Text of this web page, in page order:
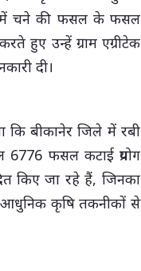
में चने की फसल के फसल
हुए उन्हें ग्राम एग्रीटेक
दी।
कि बीकानेर जिले में रबी
फसल कटाई प्रयोग
किए जा रहे हैं, जिनका
आधुनिक कृषि तकनीकों से